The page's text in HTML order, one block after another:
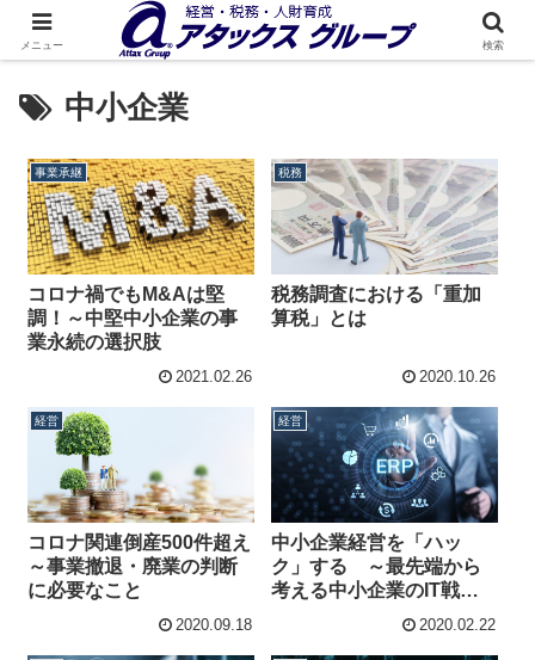
中小企業
事業承継
コロナ禍でもM&Aは堅
調！～中堅中小企業の事
業永続の選択肢
2021.02.26
税務
税務調査における「重加
算税」とは
2020.10.26
経営
コロナ関連倒産500件超え
～事業撤退・廃業の判断
に必要なこと
2020.09.18
経営
中小企業経営を「ハッ
ク」する ～最先端から
考える中小企業のIT戦略
（３）【全３回】
2020.02.22
メニュー 検索